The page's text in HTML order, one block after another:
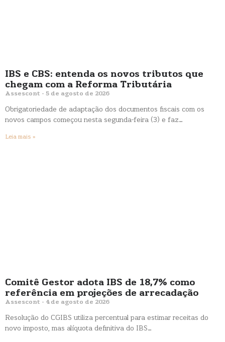
IBS e CBS: entenda os novos tributos que
chegam com a Reforma Tributária
Assescont 5 de agosto de 2026
Obrigatoriedade de adaptação dos documentos fiscais com os
novos campos começou nesta segunda-feira (3) e faz…
Leia mais »
Comitê Gestor adota IBS de 18,7% como
referência em projeções de arrecadação
Assescont 4 de agosto de 2026
Resolução do CGIBS utiliza percentual para estimar receitas do
novo imposto, mas alíquota definitiva do IBS…